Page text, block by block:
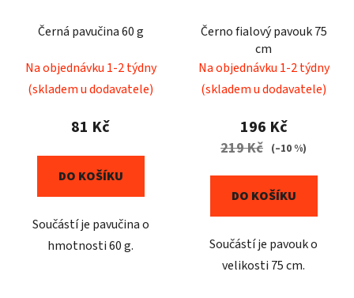
Černá pavučina 60 g
Na objednávku 1-2 týdny
(skladem u dodavatele)
81 Kč
DO KOŠÍKU
Součástí je pavučina o
hmotnosti 60 g.
Černo fialový pavouk 75
cm
Na objednávku 1-2 týdny
(skladem u dodavatele)
196 Kč
219 Kč (–10 %)
DO KOŠÍKU
Součástí je pavouk o
velikosti 75 cm.